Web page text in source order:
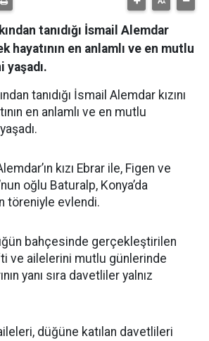
tanıdığı İsmail Alemdar
hayatının en anlamlı ve en mutlu
tanıdığı İsmail Alemdar kızını
en anlamlı ve en mutlu
kızı Ebrar ile, Figen ve
oğlu Baturalp, Konya’da
töreniyle evlendi.
bahçesinde gerçekleştirilen
ve ailelerini mutlu günlerinde
yanı sıra davetliler yalnız
düğüne katılan davetlileri